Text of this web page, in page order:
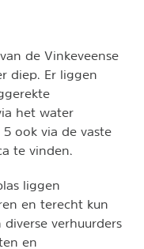
de Vinkeveense
diep. Er liggen
het water
ook via de vaste
te vinden.
liggen
en terecht kun
verhuurders
en